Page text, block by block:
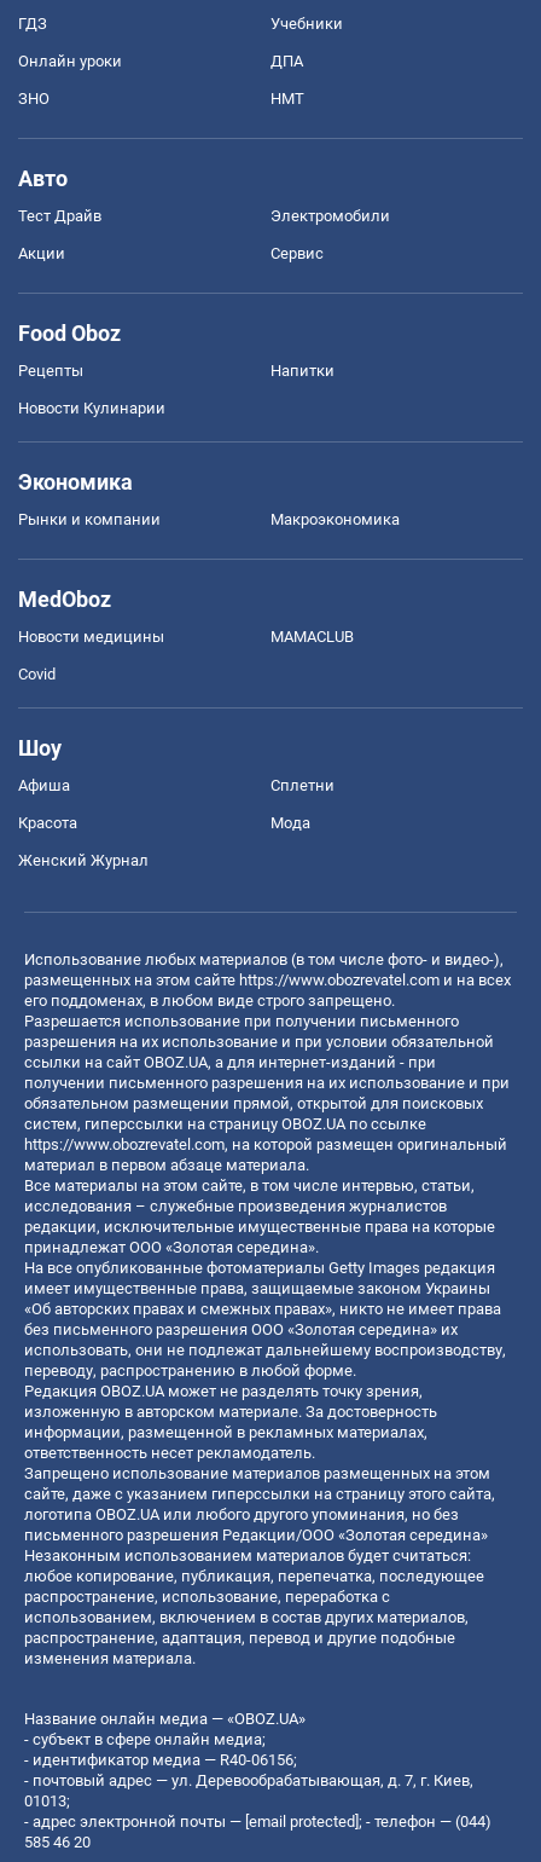
ГДЗ Учебники
Онлайн уроки ДПА
ЗНО НМТ
Авто
Тест Драйв Электромобили
Акции Сервис
Food Oboz
Рецепты Напитки
Новости Кулинарии
Экономика
Рынки и компании Mакроэкономика
MedOboz
Новости медицины MAMACLUB
Covid
Шоу
Афиша Сплетни
Красота Мода
Женский Журнал
Использование любых материалов (в том числе фото- и видео-),
размещенных на этом сайте https://www.obozrevatel.com и на всех
его поддоменах, в любом виде строго запрещено.
Разрешается использование при получении письменного
разрешения на их использование и при условии обязательной
ссылки на сайт OBOZ.UA, а для интернет-изданий - при
получении письменного разрешения на их использование и при
обязательном размещении прямой, открытой для поисковых
систем, гиперссылки на страницу OBOZ.UA по ссылке
https://www.obozrevatel.com, на которой размещен оригинальный
материал в первом абзаце материала.
Все материалы на этом сайте, в том числе интервью, статьи,
исследования – служебные произведения журналистов
редакции, исключительные имущественные права на которые
принадлежат ООО «Золотая середина».
На все опубликованные фотоматериалы Getty Images редакция
имеет имущественные права, защищаемые законом Украины
«Об авторских правах и смежных правах», никто не имеет права
без письменного разрешения ООО «Золотая середина» их
использовать, они не подлежат дальнейшему воспроизводству,
переводу, распространению в любой форме.
Редакция OBOZ.UA может не разделять точку зрения,
изложенную в авторском материале. За достоверность
информации, размещенной в рекламных материалах,
ответственность несет рекламодатель.
Запрещено использование материалов размещенных на этом
сайте, даже с указанием гиперссылки на страницу этого сайта,
логотипа OBOZ.UA или любого другого упоминания, но без
письменного разрешения Редакции/ООО «Золотая середина»
Незаконным использованием материалов будет считаться:
любое копирование, публикация, перепечатка, последующее
распространение, использование, переработка с
использованием, включением в состав других материалов,
распространение, адаптация, перевод и другие подобные
изменения материала.
Название онлайн медиа — «OBOZ.UA»
- субъект в сфере онлайн медиа;
- идентификатор медиа — R40-06156;
- почтовый адрес — ул. Деревообрабатывающая, д. 7, г. Киев,
01013;
- адрес электронной почты — [email protected]; - телефон — (044)
585 46 20